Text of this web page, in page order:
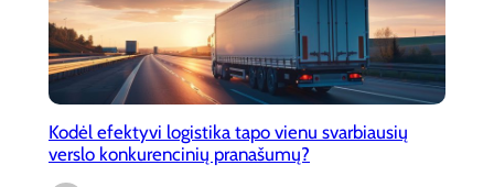
Kodėl efektyvi logistika tapo vienu svarbiausių
verslo konkurencinių pranašumų?